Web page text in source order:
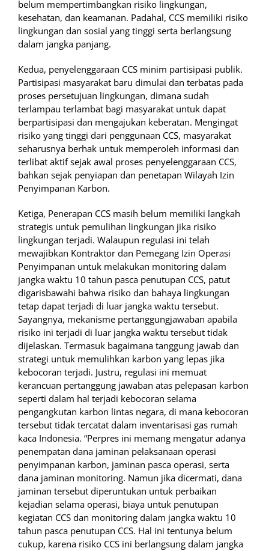
belum mempertimbangkan risiko lingkungan,
kesehatan, dan keamanan. Padahal, CCS memiliki risiko
lingkungan dan sosial yang tinggi serta berlangsung
dalam jangka panjang.
Kedua, penyelenggaraan CCS minim partisipasi publik.
Partisipasi masyarakat baru dimulai dan terbatas pada
proses persetujuan lingkungan, dimana sudah
terlampau terlambat bagi masyarakat untuk dapat
berpartisipasi dan mengajukan keberatan. Mengingat
risiko yang tinggi dari penggunaan CCS, masyarakat
seharusnya berhak untuk memperoleh informasi dan
terlibat aktif sejak awal proses penyelenggaraan CCS,
bahkan sejak penyiapan dan penetapan Wilayah Izin
Penyimpanan Karbon.
Ketiga, Penerapan CCS masih belum memiliki langkah
strategis untuk pemulihan lingkungan jika risiko
lingkungan terjadi. Walaupun regulasi ini telah
mewajibkan Kontraktor dan Pemegang Izin Operasi
Penyimpanan untuk melakukan monitoring dalam
jangka waktu 10 tahun pasca penutupan CCS, patut
digarisbawahi bahwa risiko dan bahaya lingkungan
tetap dapat terjadi di luar jangka waktu tersebut.
Sayangnya, mekanisme pertanggungjawaban apabila
risiko ini terjadi di luar jangka waktu tersebut tidak
dijelaskan. Termasuk bagaimana tanggung jawab dan
strategi untuk memulihkan karbon yang lepas jika
kebocoran terjadi. Justru, regulasi ini memuat
kerancuan pertanggung jawaban atas pelepasan karbon
seperti dalam hal terjadi kebocoran selama
pengangkutan karbon lintas negara, di mana kebocoran
tersebut tidak tercatat dalam inventarisasi gas rumah
kaca Indonesia. “Perpres ini memang mengatur adanya
penempatan dana jaminan pelaksanaan operasi
penyimpanan karbon, jaminan pasca operasi, serta
dana jaminan monitoring. Namun jika dicermati, dana
jaminan tersebut diperuntukan untuk perbaikan
kejadian selama operasi, biaya untuk penutupan
kegiatan CCS dan monitoring dalam jangka waktu 10
tahun pasca penutupan CCS. Hal ini tentunya belum
cukup, karena risiko CCS ini berlangsung dalam jangka